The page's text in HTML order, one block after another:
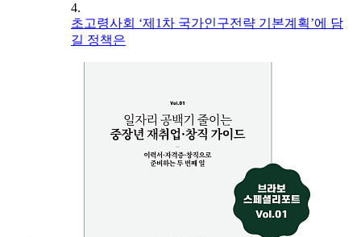
4.
초고령사회 ‘제1차 국가인구전략 기본계획’에 담
길 정책은